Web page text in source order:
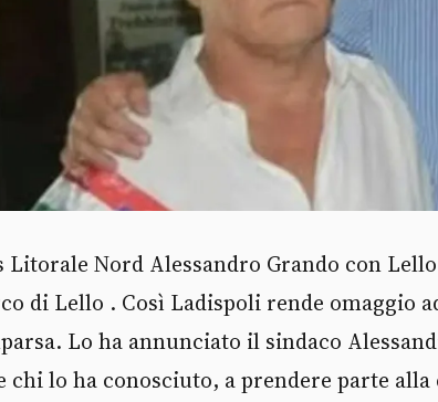
Litorale Nord Alessandro Grando con
di Lello . Così Ladispoli rende omaggio
Lo ha annunciato il sindaco
chi lo ha conosciuto, a prendere parte